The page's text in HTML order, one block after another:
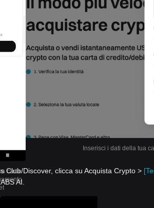
carta
Inserisci i dati della tua
Club/Discover, clicca su Acquista Crypto >
AI.